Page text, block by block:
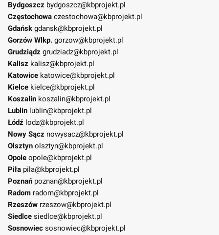
Bydgoszcz bydgoszcz@kbprojekt.pl
Częstochowa czestochowa@kbprojekt.pl
Gdańsk gdansk@kbprojekt.pl
Gorzów Wlkp. gorzow@kbprojekt.pl
Grudziądz grudziadz@kbprojekt.pl
Kalisz kalisz@kbprojekt.pl
Katowice katowice@kbprojekt.pl
Kielce kielce@kbprojekt.pl
Koszalin koszalin@kbprojekt.pl
Lublin lublin@kbprojekt.pl
Łódź lodz@kbprojekt.pl
Nowy Sącz nowysacz@kbprojekt.pl
Olsztyn olsztyn@kbprojekt.pl
Opole opole@kbprojekt.pl
Piła pila@kbprojekt.pl
Poznań poznan@kbprojekt.pl
Radom radom@kbprojekt.pl
Rzeszów rzeszow@kbprojekt.pl
Siedlce siedlce@kbprojekt.pl
Sosnowiec sosnowiec@kbprojekt.pl